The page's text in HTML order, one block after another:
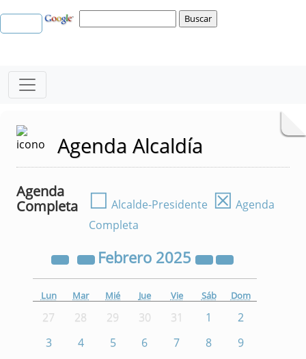
Agenda Alcaldía
Agenda
Completa
☐ Alcalde-Presidente ☒ Agenda
Completa
Febrero 2025
Lun Mar Mié Jue Vie Sáb Dom
27 28 29 30 31 1
2
3
4 5 6 7 8
9